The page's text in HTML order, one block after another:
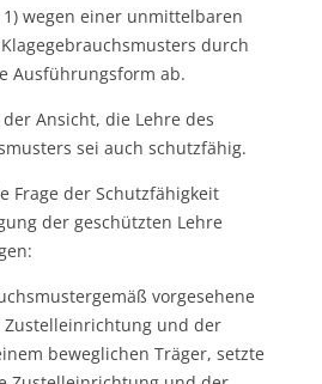
wegen einer unmittelbaren
durch
Ausführungsform ab.
Ansicht, die Lehre des
sei auch schutzfähig.
Frage der Schutzfähigkeit
der geschützten Lehre
vorgesehene
und der
beweglichen Träger, setzte